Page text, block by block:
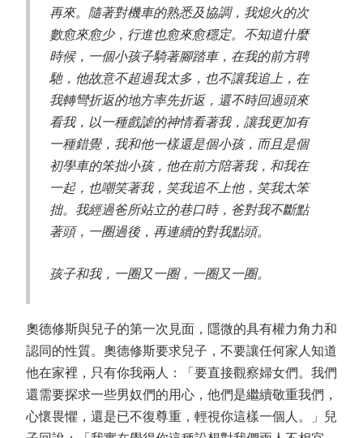
再來。隨著對機車的熟悉及協調，我熄火的次
數愈來愈少，行進也愈來愈穩定。不知道什麼
時候，一個小孩子騎著腳踏車，在我的前方聘
馳，他故意不超過我太多，也不讓我追上，在
我轉彎折返的地方率先折返，還不時回過頭來
看我，以一種戲謔的神情看著我，讓我更加有
一種錯覺，我和他一樣還是個小孩，而且是個
初學車的笨拙小孩，他在前方陪著我，和我在
一起，也嘲笑著我，笑我追不上他，笑我太笨
拙。我經過爸所站立的巷口時，爸對我不斷點
著頭，一圈過後，再連續的對我點頭。
孩子和我，一圈又一圈，一圈又一圈。
奧德修斯與兒子的第一次見面，隱微的具有權力角力和
認同的性質。奧德修斯要求兒子，不要讓任何家人知道
他在家裡，只有你我兩人：「要直接觀察婦女們。我們
還需要探求一些男奴們的用心，他們是繼續敬重我們，
心懷畏懼，還是已不復尊重，輕視你這樣一個人。」兒